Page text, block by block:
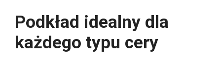
Podkład idealny dla
każdego typu cery